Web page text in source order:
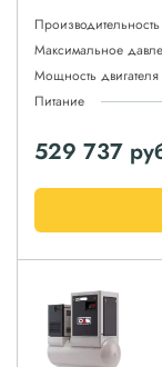
Производительность
Максимальное
Мощность двигателя
Питание
529 737